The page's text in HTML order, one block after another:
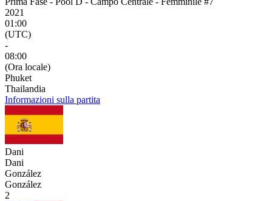
2021
01:00
(UTC)
-
08:00
(Ora locale)
Phuket
Thailandia
Informazioni sulla partita
Dani
Dani
González
González
2